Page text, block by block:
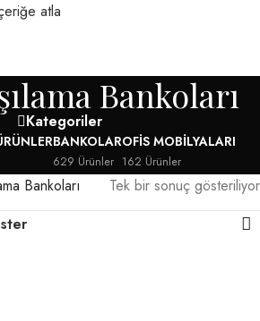
atla
Bankoları
Kategoriler
BANKOLAR
629 Ürünler
OFIS MOBILYALARI
162 Ürünler
Bankoları
Tek bir sonuç gösteriliyor